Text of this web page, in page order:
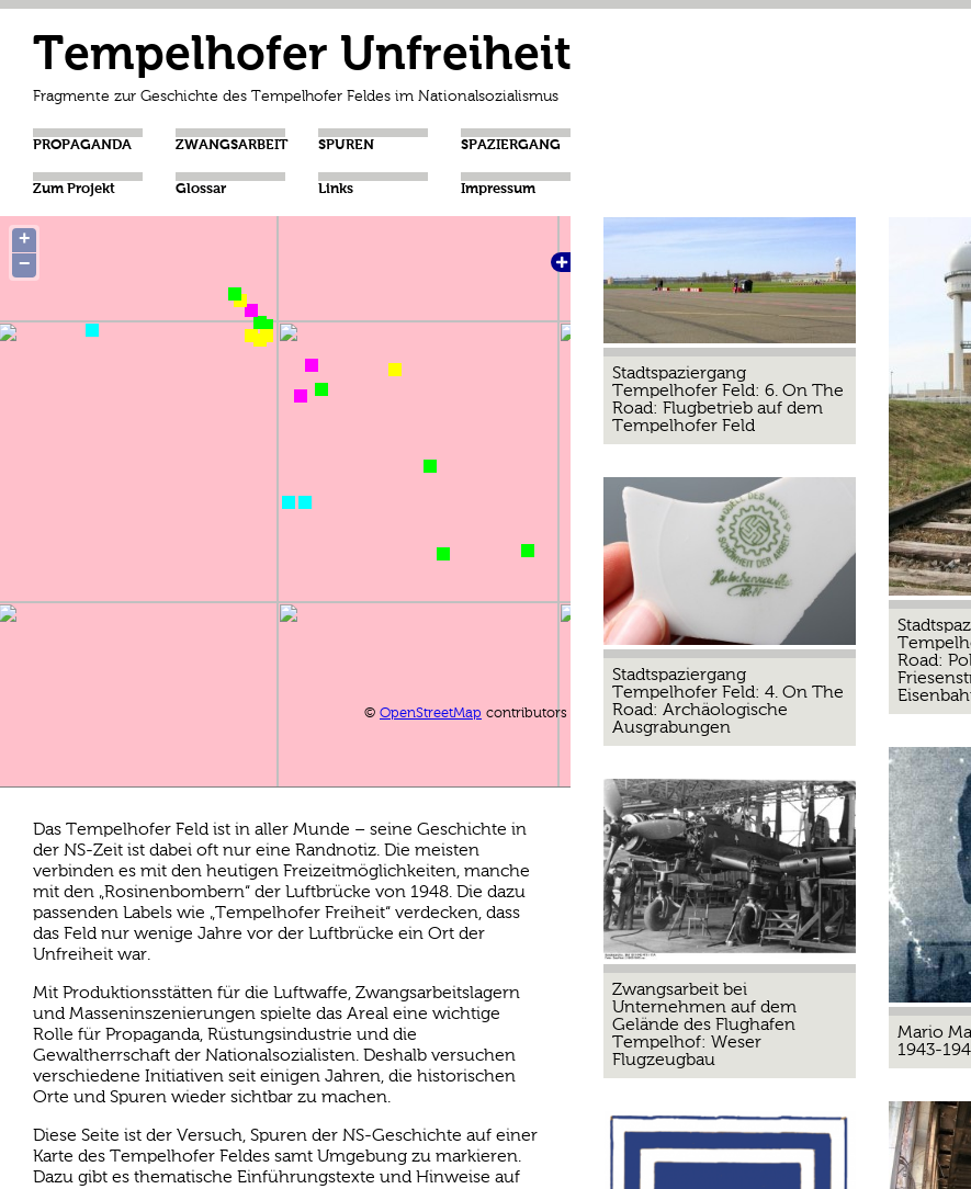
Tempelhofer Unfreiheit
Fragmente zur Geschichte des Tempelhofer Feldes im Nationalsozialismus
PROPAGANDA ZWANGSARBEIT SPUREN SPAZIERGANG
Zum Projekt Glossar Links Impressum
+
−
© OpenStreetMap contributors
Das Tempelhofer Feld ist in aller Munde – seine Geschichte in
der NS-Zeit ist dabei oft nur eine Randnotiz. Die meisten
verbinden es mit den heutigen Freizeitmöglichkeiten, manche
mit den „Rosinenbombern“ der Luftbrücke von 1948. Die dazu
passenden Labels wie „Tempelhofer Freiheit“ verdecken, dass
das Feld nur wenige Jahre vor der Luftbrücke ein Ort der
Unfreiheit war.
Mit Produktionsstätten für die Luftwaffe, Zwangsarbeitslagern
und Masseninszenierungen spielte das Areal eine wichtige
Rolle für Propaganda, Rüstungsindustrie und die
Gewaltherrschaft der Nationalsozialisten. Deshalb versuchen
verschiedene Initiativen seit einigen Jahren, die historischen
Orte und Spuren wieder sichtbar zu machen.
Diese Seite ist der Versuch, Spuren der NS-Geschichte auf einer
Karte des Tempelhofer Feldes samt Umgebung zu markieren.
Dazu gibt es thematische Einführungstexte und Hinweise auf
Stadtspaziergang
Tempelhofer Feld: 6. On The
Road: Flugbetrieb auf dem
Tempelhofer Feld
Stadtspaziergang
Tempelhofer Feld: 4. On The
Road: Archäologische
Ausgrabungen
Zwangsarbeit bei
Unternehmen auf dem
Gelände des Flughafen
Tempelhof: Weser
Flugzeugbau
Road:
Mario
1943-